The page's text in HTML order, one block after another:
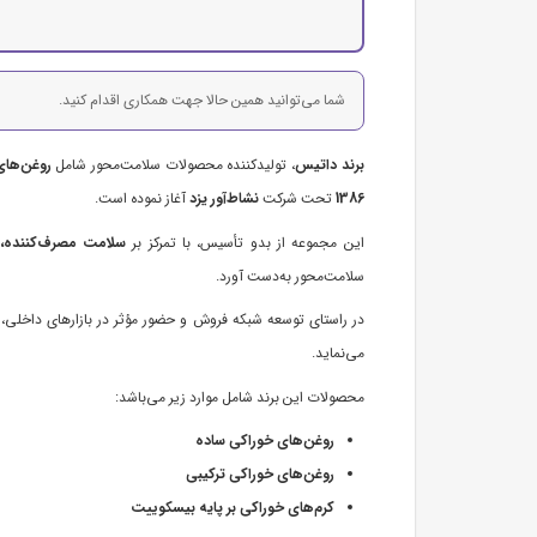
شما می‌توانید همین حالا جهت همکاری اقدام کنید.
برند داتیس، تولیدکننده محصولات سلامت‌محور شامل
1386تحت شرکتنشاط‌آور یزدآغاز نموده است.
این مجموعه از بدو تأسیس، با تمرکز بر سلامت مصرف‌کننده،
سلامت‌محور به‌دست آورد.
در راستای توسعه شبکه فروش و حضور مؤثر در بازارهای
می‌نماید.
محصولات این برند شامل موارد زیر می‌باشد:
روغن‌های خوراکی ساده
روغن‌های خوراکی ترکیبی
کرم‌های خوراکی بر پایه بیسکوییت